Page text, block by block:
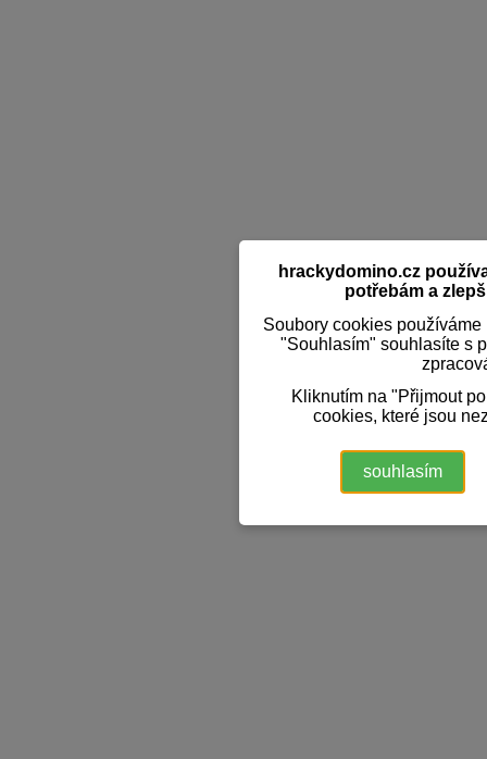
hrackydomino.cz
potřebám a
Soubory cookies
"Souhlasím" souhlasíte s
Kliknutím na "Přijmout
cookies, které jsou
souhlasím